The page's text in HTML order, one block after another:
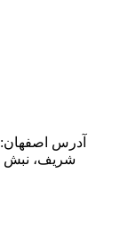
آدرس اصفهان: